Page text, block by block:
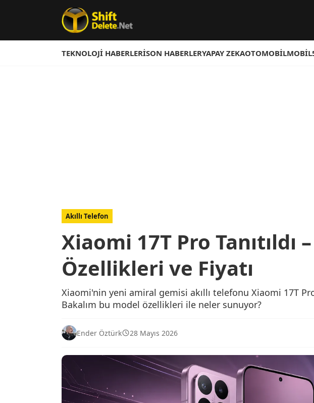
TEKNOLOJI HABERLERISON HABERLERYAPAY ZEKAOTOMOBILMOBIL
Akıllı Telefon
Xiaomi 17T Pro Tanıtıldı
Özellikleri ve Fiyatı
Xiaomi'nin yeni amiral gemisi akıllı telefonu Xiaomi 17T
Bakalım bu model özellikleri ile neler sunuyor?
Ender Öztürk 28 Mayıs 2026